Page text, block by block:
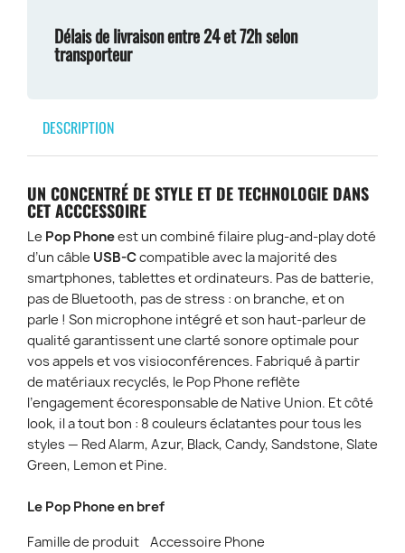
Délais de livraison entre 24 et 72h selon
transporteur
DESCRIPTION
UN CONCENTRÉ DE STYLE ET DE TECHNOLOGIE DANS
CET ACCCESSOIRE
Le Pop Phoneest un combiné filaire plug-and-play doté
d’un câble USB-Ccompatible avec la majorité des
smartphones, tablettes et ordinateurs. Pas de batterie,
pas de Bluetooth, pas de stress : on branche, et on
parle ! Son microphone intégré et son haut-parleur de
qualité garantissent une clarté sonore optimale pour
vos appels et vos visioconférences. Fabriqué à partir
de matériaux recyclés, le Pop Phone reflète
l’engagement écoresponsable de Native Union. Et côté
look, il a tout bon : 8 couleurs éclatantes pour tous les
styles — Red Alarm, Azur, Black, Candy, Sandstone, Slate
Green, Lemon et Pine.
Le Pop Phone en bref
Famille de produit Accessoire Phone